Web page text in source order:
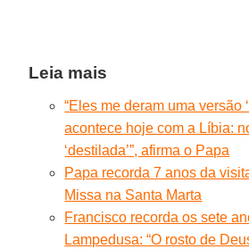
Leia mais
“Eles me deram uma versão
acontece hoje com a Líbia:
‘destilada’”, afirma o Papa
Papa recorda 7 anos da
Missa na Santa Marta
Francisco recorda os sete
Lampedusa: “O rosto de